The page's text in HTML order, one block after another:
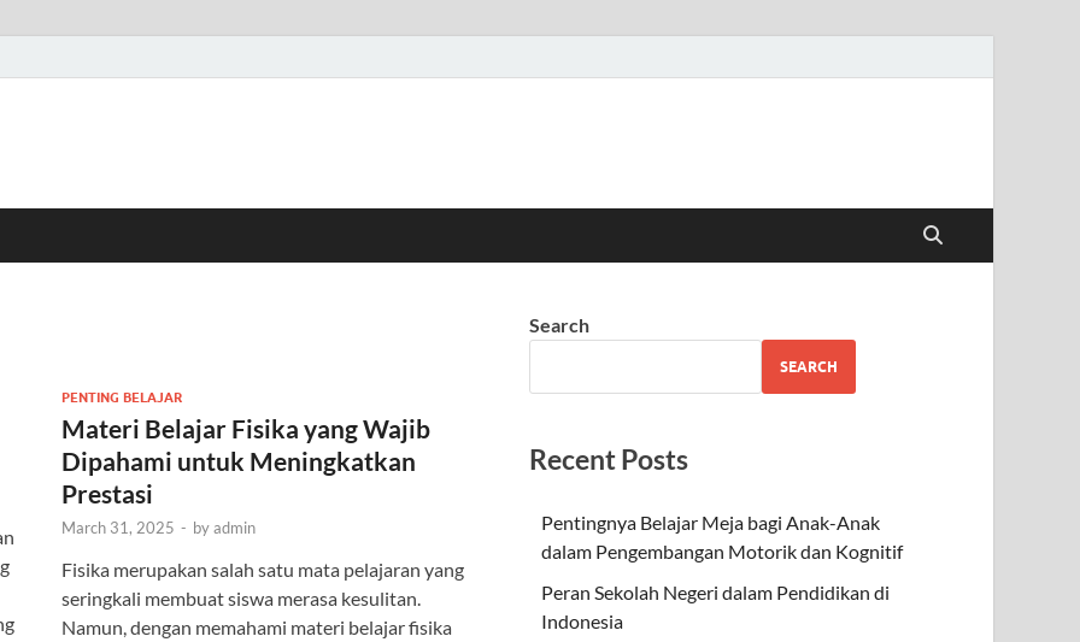
PENTING BELAJAR
Materi Belajar Fisika yang Wajib
Dipahami untuk Meningkatkan
Prestasi
March 31, 2025 - byadmin
Fisika merupakan salah satu mata pelajaran yang
seringkali membuat siswa merasa kesulitan.
Namun, dengan memahami materi belajar fisika
Search
SEARCH
Recent Posts
Pentingnya Belajar Meja bagi Anak-Anak
dalam Pengembangan Motorik dan Kognitif
Peran Sekolah Negeri dalam Pendidikan di
Indonesia